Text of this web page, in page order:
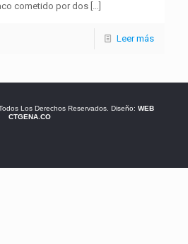
cometido por dos […]
Leer más
Los Derechos Reservados. Diseño: WEB
CTGENA.CO